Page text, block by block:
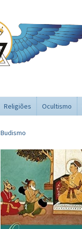
Religiões Ocultismo
Budismo